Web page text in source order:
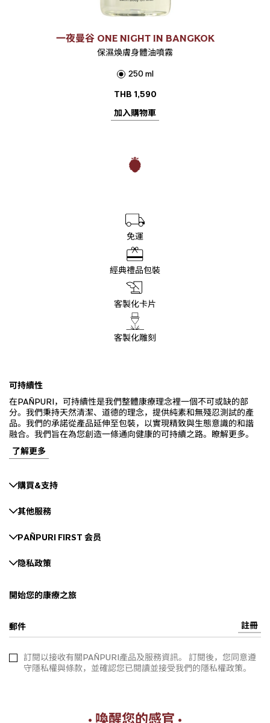
一夜曼谷 ONE NIGHT IN BANGKOK
保濕煥膚身體油噴霧
250 ml
THB 1,590
加入購物車
免運
經典禮品包裝
客製化卡片
客製化雕刻
可持續性
在PAÑPURI，可持續性是我們整體康療理念裡一個不可或缺的部
分。我們秉持天然清潔、道德的理念，提供純素和無殘忍測試的產
品。我們的承諾從產品延伸至包裝，以實現精致與生態意識的和諧
融合。我們旨在為您創造一條通向健康的可持續之路。瞭解更多。
了解更多
購買&支持
其他服務
PAÑPURI FIRST 会员
隐私政策
開始您的康療之旅
郵件 註冊
訂閱以接收有關PAÑPURI產品及服務資訊。 訂閱後，您同意遵
守隱私權與條款，並確認您已閱讀並接受我們的隱私權政策。
• 喚醒您的感官 •